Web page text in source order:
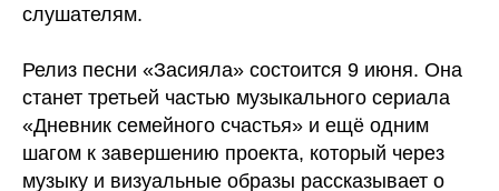
слушателям.
Релиз песни «Засияла» состоится 9 июня. Она
станет третьей частью музыкального сериала
«Дневник семейного счастья» и ещё одним
шагом к завершению проекта, который через
музыку и визуальные образы рассказывает о